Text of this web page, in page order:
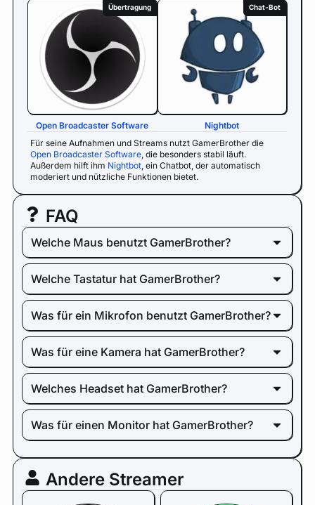
Für seine Aufnahmen und Streams nutzt GamerBrother die
Open Broadcaster Software , die besonders stabil läuft.
Außerdem hilft ihm Nightbot , ein Chatbot, der automatisch
moderiert und nützliche Funktionen bietet.
Übertragung
Open Broadcaster Software
Chat-Bot
Nightbot
FAQ
Welche Maus benutzt GamerBrother?
Welche Tastatur hat GamerBrother?
Was für ein Mikrofon benutzt GamerBrother?
Was für eine Kamera hat GamerBrother?
Welches Headset hat GamerBrother?
Was für einen Monitor hat GamerBrother?
Andere Streamer